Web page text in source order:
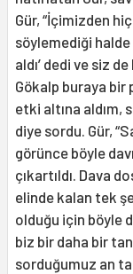
Gür, “İçimizden
söylemediği halde
aldı’ dedi ve siz
Gökalp buraya bir
etki altına aldım,
diye sordu. Gür,
görünce böyle
çıkartıldı. Dava
elinde kalan tek
olduğu için böyle
biz bir daha bir
sorduğumuz an